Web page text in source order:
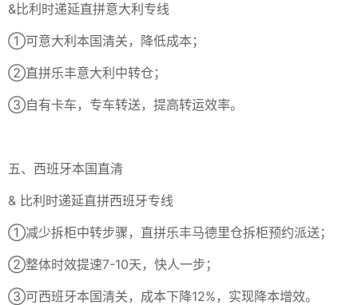
&比利时递延直拼意大利专线
①可意大利本国清关，降低成本；
②直拼乐丰意大利中转仓；
③自有卡车，专车转送，提高转运效率。
五、西班牙本国直清
& 比利时递延直拼西班牙专线
①减少拆柜中转步骤，直拼乐丰马德里仓拆柜预约派送；
②整体时效提速7-10天，快人一步；
③可西班牙本国清关，成本下降12%，实现降本增效。